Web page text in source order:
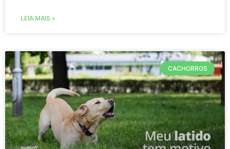
LEIA MAIS »
CACHORROS